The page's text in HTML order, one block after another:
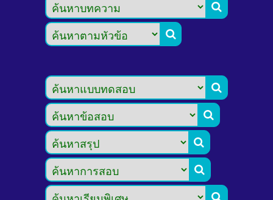






